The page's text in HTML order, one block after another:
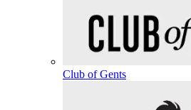
Club of Gents